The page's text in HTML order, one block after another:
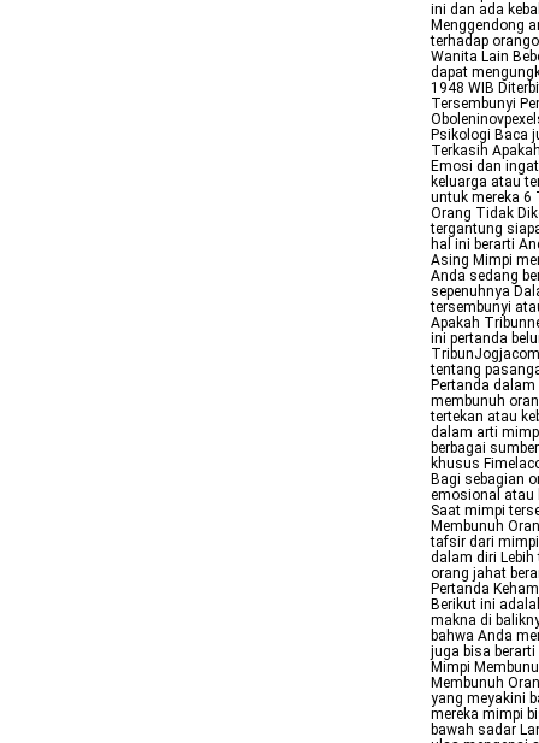
ini dan ada
Menggendong
terhadap
Wanita Lain
dapat
1948 WIB
Tersembunyi
Psikologi Baca
Terkasih
Emosi dan
keluarga atau
untuk mereka 6
Orang Tidak
tergantung
hal ini berarti
Asing Mimpi
Anda sedang
sepenuhnya
tersembunyi
Apakah
ini pertanda
tentang
Pertanda
membunuh
tertekan atau
dalam arti
berbagai
khusus
Bagi sebagian
emosional atau
Saat mimpi
Membunuh
tafsir dari
dalam diri
orang jahat
Pertanda
Berikut ini
makna di
bahwa Anda
juga bisa
Mimpi
Membunuh
yang meyakini
mereka mimpi
bawah sadar